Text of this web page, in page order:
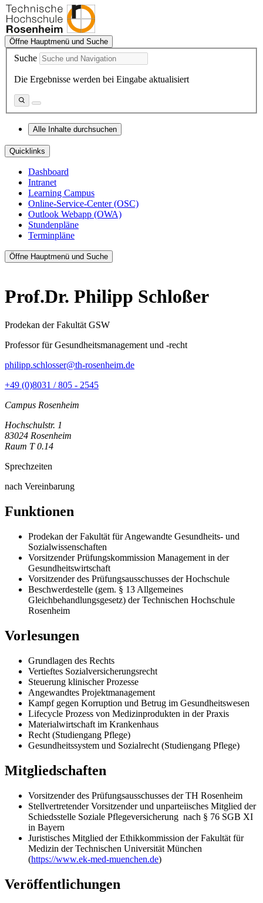
Öffne Hauptmenü und Suche
Suche
Die Ergebnisse werden bei Eingabe aktualisiert
Alle Inhalte durchsuchen
Quicklinks
Dashboard
Intranet
Learning Campus
Online-Service-Center (OSC)
Outlook Webapp (OWA)
Stundenpläne
Terminpläne
Öffne Hauptmenü und Suche
Prof.Dr. Philipp Schloßer
Prodekan der Fakultät GSW
Professor für Gesundheitsmanagement und -recht
philipp.schlosser@th-rosenheim.de
+49 (0)8031 / 805 - 2545
Campus Rosenheim
Hochschulstr. 1
83024 Rosenheim
Raum T 0.14
Sprechzeiten
nach Vereinbarung
Funktionen
Prodekan der Fakultät für Angewandte Gesundheits- und
Sozialwissenschaften
Vorsitzender Prüfungskommission Management in der
Gesundheitswirtschaft
Vorsitzender des Prüfungsausschusses der Hochschule
Beschwerdestelle (gem. § 13 Allgemeines
Gleichbehandlungsgesetz) der Technischen Hochschule
Rosenheim
Vorlesungen
Grundlagen des Rechts
Vertieftes Sozialversicherungsrecht
Steuerung klinischer Prozesse
Angewandtes Projektmanagement
Kampf gegen Korruption und Betrug im Gesundheitswesen
Lifecycle Prozess von Medizinprodukten in der Praxis
Materialwirtschaft im Krankenhaus
Recht (Studiengang Pflege)
Gesundheitssystem und Sozialrecht (Studiengang Pflege)
Mitgliedschaften
Vorsitzender des Prüfungsausschusses der TH Rosenheim
Stellvertretender Vorsitzender und unparteiisches Mitglied der
Schiedsstelle Soziale Pflegeversicherung nach § 76 SGB XI
in Bayern
Juristisches Mitglied der Ethikkommission der Fakultät für
Medizin der Technischen Universität München
(https://www.ek-med-muenchen.de)
Veröffentlichungen